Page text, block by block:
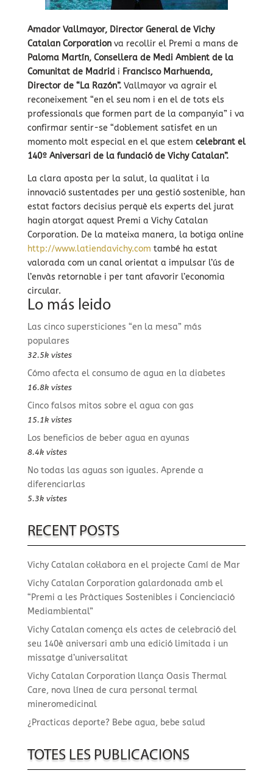
Amador Vallmayor, Director General de Vichy
Catalan Corporationva recollir el Premi a mans de
Paloma Martín, Consellera de Medi Ambient de la
Comunitat de Madridi Francisco Marhuenda,
Director de “La Razón”.Vallmayor va agrair el
reconeixement “en el seu nom i en el de tots els
professionals que formen part de la companyia” i va
confirmar sentir-se “doblement satisfet en un
momento molt especial en el que estem celebrant el
140º Aniversari de la fundació de Vichy Catalan”.
La clara aposta per la salut, la qualitat i la
innovació sustentades per una gestió sostenible, han
estat factors decisius perquè els experts del jurat
hagin atorgat aquest Premi a Vichy Catalan
Corporation. De la mateixa manera, la botiga online
http://www.latiendavichy.com també ha estat
valorada com un canal orientat a impulsar l’ús de
l’envàs retornable i per tant afavorir l’economia
circular.
Lo más leido
Las cinco supersticiones “en la mesa” más
populares
32.5k vistes
Cómo afecta el consumo de agua en la diabetes
16.8k vistes
Cinco falsos mitos sobre el agua con gas
15.1k vistes
Los beneficios de beber agua en ayunas
8.4k vistes
No todas las aguas son iguales. Aprende a
diferenciarlas
5.3k vistes
RECENT POSTS
Vichy Catalan col·labora en el projecte Camí de Mar
Vichy Catalan Corporation galardonada amb el
“Premi a les Pràctiques Sostenibles i Concienciació
Mediambiental”
Vichy Catalan comença els actes de celebració del
seu 140è aniversari amb una edició limitada i un
missatge d’universalitat
Vichy Catalan Corporation llança Oasis Thermal
Care, nova línea de cura personal termal
mineromedicinal
¿Practicas deporte? Bebe agua, bebe salud
TOTES LES PUBLICACIONS